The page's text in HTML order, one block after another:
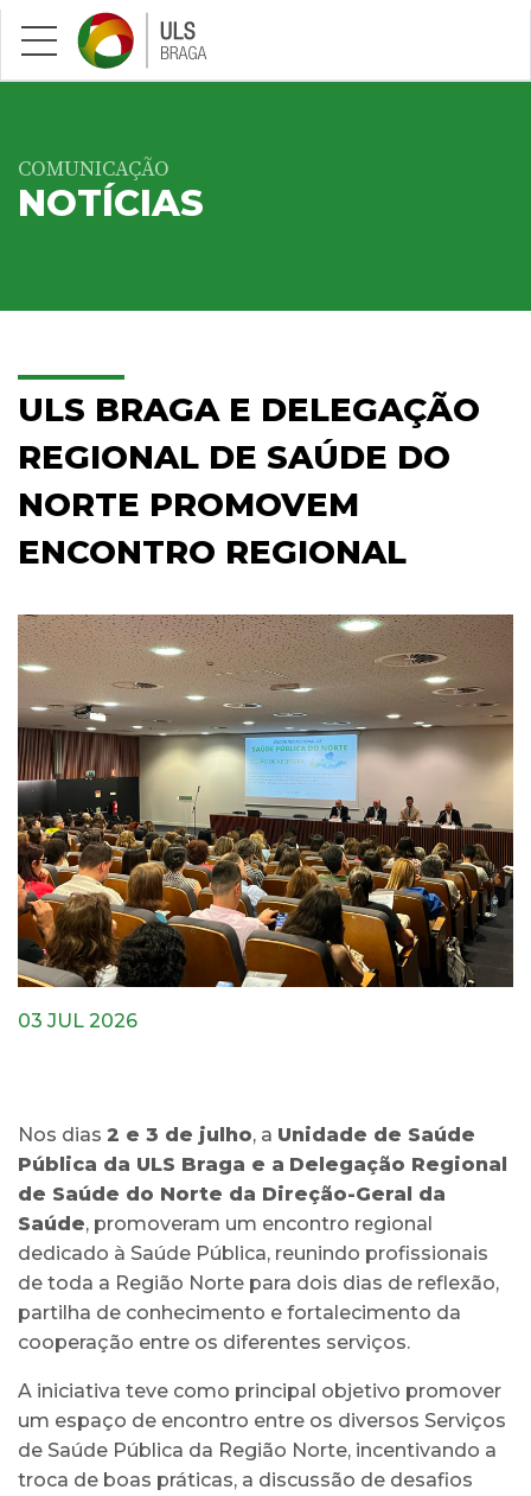
Saltar para conteúdo principal
COMUNICAÇÃO
NOTÍCIAS
ULS BRAGA E DELEGAÇÃO
REGIONAL DE SAÚDE DO
NORTE PROMOVEM
ENCONTRO REGIONAL
03 JUL 2026
Nos dias 2 e 3 de julho, a Unidade de Saúde
Pública da ULS Braga e a Delegação Regional
de Saúde do Norte da Direção-Geral da
Saúde, promoveram um encontro regional
dedicado à Saúde Pública, reunindo profissionais
de toda a Região Norte para dois dias de reflexão,
partilha de conhecimento e fortalecimento da
cooperação entre os diferentes serviços.
A iniciativa teve como principal objetivo promover
um espaço de encontro entre os diversos Serviços
de Saúde Pública da Região Norte, incentivando a
troca de boas práticas, a discussão de desafios